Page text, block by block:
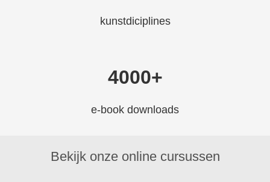
kunstdiciplines
4000+
e-book downloads
Bekijk onze online cursussen